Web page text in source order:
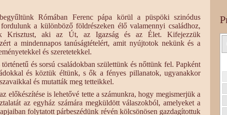
Rómában Ferenc pápa körül a püspöki szinódus
a különböző földrészeken élő valamennyi családhoz,
Krisztust, aki az Út, az Igazság és az Élet. Kifejezzük
a mindennapos tanúságtételért, amit nyújtotok nekünk és a
és szeretetekkel.
és sorsú családokban születtünk és nőttünk fel. Papként
és köztük éltünk, s ők a fényes pillanatok, ugyanakkor
és mutatták meg tetteikkel.
előkészítése is lehetővé tette a számunkra, hogy megismerjük a
az egyház számára megküldött válaszokból, amelyeket a
folytatott párbeszédünk révén kölcsönösen gazdagítottuk